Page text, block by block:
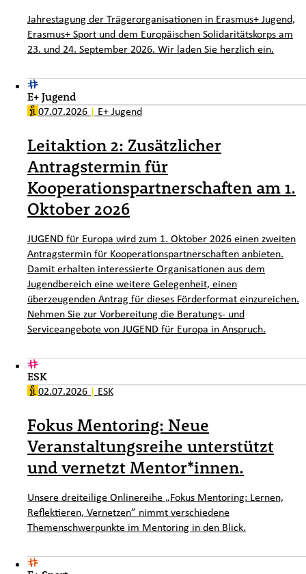
Jahrestagung der Trägerorganisationen in Erasmus+ Jugend,
Erasmus+ Sport und dem Europäischen Solidaritätskorps am
23. und 24. September 2026. Wir laden Sie herzlich ein.
E+ Jugend
07.07.2026 | E+ Jugend
Leitaktion 2: Zusätzlicher
Antragstermin für
Kooperationspartnerschaften am 1.
Oktober 2026
JUGEND für Europa wird zum 1. Oktober 2026 einen zweiten
Antragstermin für Kooperationspartnerschaften anbieten.
Damit erhalten interessierte Organisationen aus dem
Jugendbereich eine weitere Gelegenheit, einen
überzeugenden Antrag für dieses Förderformat einzureichen.
Nehmen Sie zur Vorbereitung die Beratungs- und
Serviceangebote von JUGEND für Europa in Anspruch.
ESK
02.07.2026 | ESK
Fokus Mentoring: Neue
Veranstaltungsreihe unterstützt
und vernetzt Mentor*innen.
Unsere dreiteilige Onlinereihe „Fokus Mentoring: Lernen,
Reflektieren, Vernetzen” nimmt verschiedene
Themenschwerpunkte im Mentoring in den Blick.